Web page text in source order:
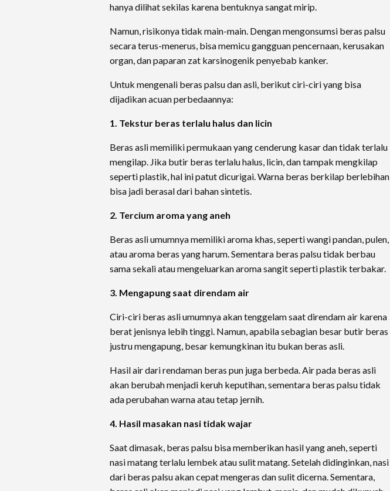
hanya dilihat sekilas karena bentuknya sangat mirip.
Namun, risikonya tidak main-main. Dengan mengonsumsi beras palsu
secara terus-menerus, bisa memicu gangguan pencernaan, kerusakan
organ, dan paparan zat karsinogenik penyebab kanker.
Untuk mengenali beras palsu dan asli, berikut ciri-ciri yang bisa
dijadikan acuan perbedaannya:
1. Tekstur beras terlalu halus dan licin
Beras asli memiliki permukaan yang cenderung kasar dan tidak terlalu
mengilap. Jika butir beras terlalu halus, licin, dan tampak mengkilap
seperti plastik, hal ini patut dicurigai. Warna beras berkilap berlebihan
bisa jadi berasal dari bahan sintetis.
2. Tercium aroma yang aneh
Beras asli umumnya memiliki aroma khas, seperti wangi pandan, pulen,
atau aroma beras yang harum. Sementara beras palsu tidak berbau
sama sekali atau mengeluarkan aroma sangit seperti plastik terbakar.
3. Mengapung saat direndam air
Ciri-ciri beras asli umumnya akan tenggelam saat direndam air karena
berat jenisnya lebih tinggi. Namun, apabila sebagian besar butir beras
justru mengapung, besar kemungkinan itu bukan beras asli.
Hasil air dari rendaman beras pun juga berbeda. Air pada beras asli
akan berubah menjadi keruh keputihan, sementara beras palsu tidak
ada perubahan warna atau tetap jernih.
4. Hasil masakan nasi tidak wajar
Saat dimasak, beras palsu bisa memberikan hasil yang aneh, seperti
nasi matang terlalu lembek atau sulit matang. Setelah didinginkan, nasi
dari beras palsu akan cepat mengeras dan sulit dicerna. Sementara,